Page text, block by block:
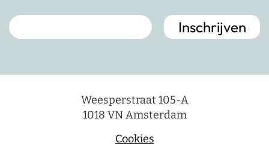
Weesperstraat 105-A
1018 VN Amsterdam
Cookies